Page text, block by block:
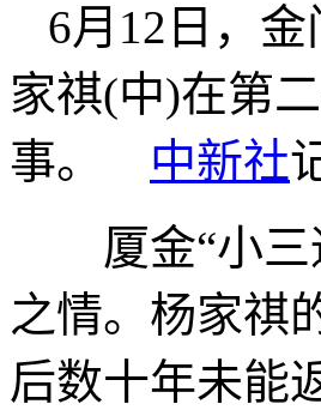
6月12日，
家祺(中)在第
事。 中新社
厦金“小三
之情。杨家祺
后数十年未能